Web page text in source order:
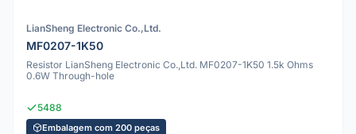
LianSheng Electronic Co.,Ltd.
MF0207-1K50
Resistor LianSheng Electronic Co.,Ltd. MF0207-1K50 1.5k Ohms
0.6W Through-hole
5488
Embalagem com 200 peças